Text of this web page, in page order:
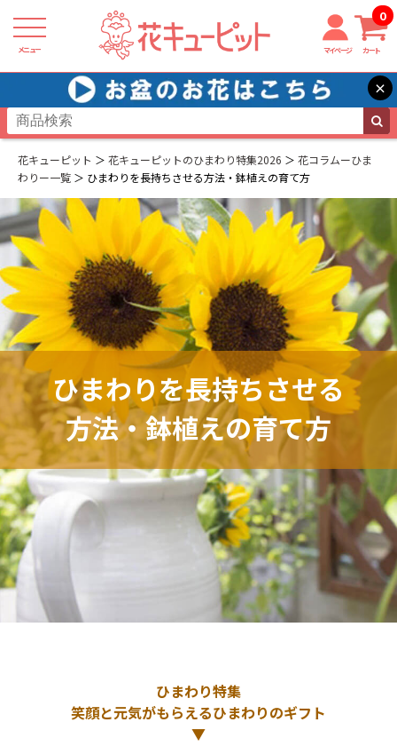
メニュー マイページ カート
0
×
花キューピット 花キューピットのひまわり特集2026
花コラムーひま
わりー一覧
ひまわりを長持ちさせる方法・鉢植えの育て方
ひまわりを長持ちさせる
方法・鉢植えの育て方
ひまわり特集
笑顔と元気がもらえるひまわりのギフト
▼